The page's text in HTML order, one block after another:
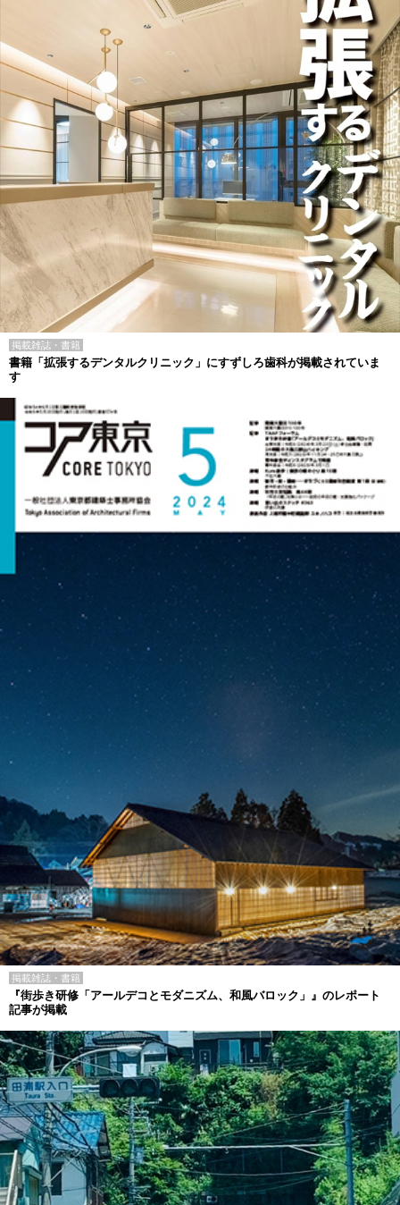
掲載雑誌・書籍
書籍「拡張するデンタルクリニック」にすずしろ歯科が掲載されていま
す
掲載雑誌・書籍
『街歩き研修「アールデコとモダニズム、和風バロック」』のレポート
記事が掲載